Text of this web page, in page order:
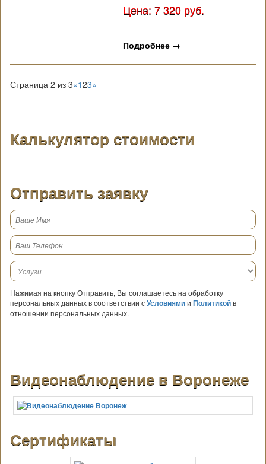
Цена: 7 320 руб.
Подробнее →
Страница 2 из 3«123»
Калькулятор стоимости
Отправить заявку
Нажимая на кнопку Отправить, Вы соглашаетесь на обработку
персональных данных в соответствии сУсловиямии Политикойв
отношении персональных данных.
Видеонаблюдение в Воронеже
Сертификаты